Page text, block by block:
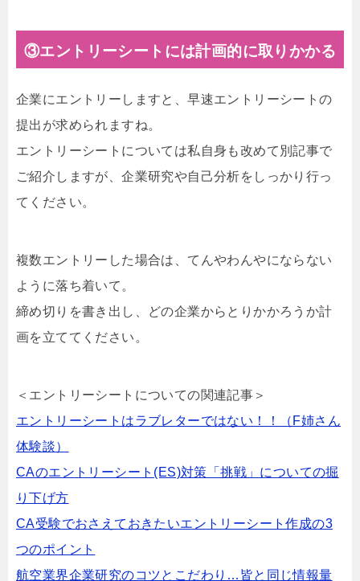
③エントリーシートには計画的に取りかかる
企業にエントリーしますと、早速エントリーシートの
提出が求められますね。
エントリーシートについては私自身も改めて別記事で
ご紹介しますが、企業研究や自己分析をしっかり行っ
てください。
複数エントリーした場合は、てんやわんやにならない
ように落ち着いて。
締め切りを書き出し、どの企業からとりかかろうか計
画を立ててください。
＜エントリーシートについての関連記事＞
エントリーシートはラブレターではない！！（F姉さん
体験談）
CAのエントリーシート(ES)対策「挑戦」についての掘
り下げ方
CA受験でおさえておきたいエントリーシート作成の3
つのポイント
航空業界企業研究のコツとこだわり…皆と同じ情報量